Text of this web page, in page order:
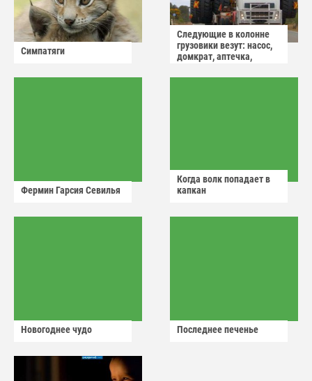
Симпатяги
Следующие в колонне
грузовики везут: насос,
домкрат, аптечка,
Фермин Гарсия Севилья
Когда волк попадает в
капкан
Новогоднее чудо Последнее печенье